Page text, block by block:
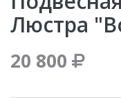
Люстра
20 800